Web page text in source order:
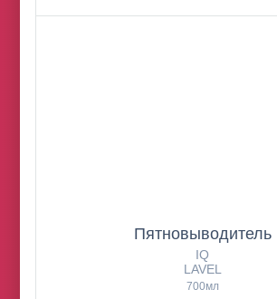
Пятновыводитель
IQ
LAVEL
700мл